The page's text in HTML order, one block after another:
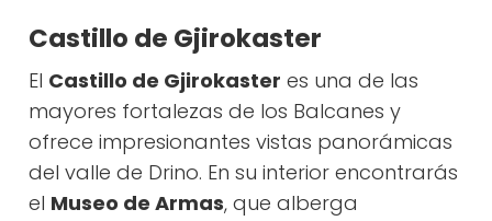
Castillo de Gjirokaster
El Castillo de Gjirokaster es una de las
mayores fortalezas de los Balcanes y
ofrece impresionantes vistas panorámicas
del valle de Drino. En su interior encontrarás
el Museo de Armas, que alberga